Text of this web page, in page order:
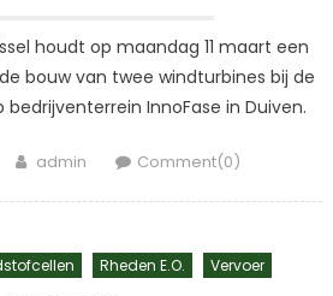
houdt op maandag 11 maart een
bouw van twee windturbines bij de
InnoFase in Duiven.
Author
admin Comment(0)
Rheden E.o. Vervoer